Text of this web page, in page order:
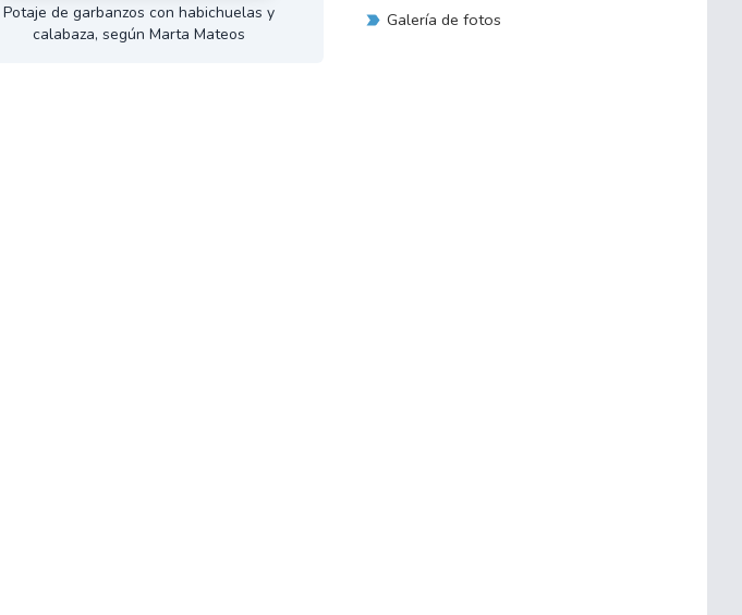
Potaje de garbanzos con habichuelas y
calabaza, según Marta Mateos
Galería de fotos